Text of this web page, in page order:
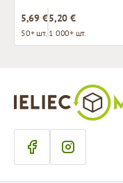
5,69 €
50+ шт.
5,20 €
1 000+ шт.